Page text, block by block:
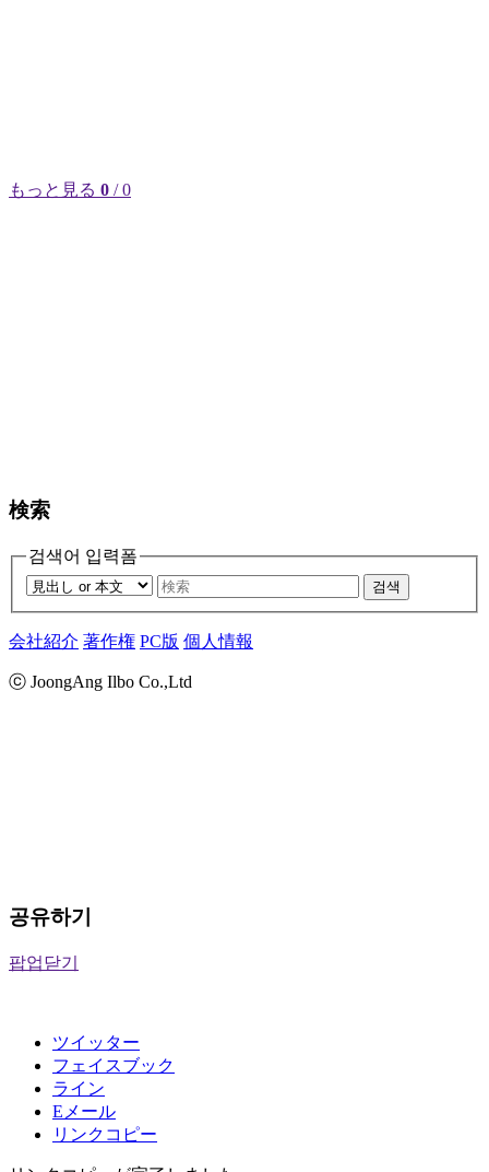
もっと見る 0 / 0
検索
검색어 입력폼
검색
会社紹介 著作権 PC版 個人情報
ⓒ JoongAng Ilbo Co.,Ltd
공유하기
팝업닫기
ツイッター
フェイスブック
ライン
Eメール
リンクコピー